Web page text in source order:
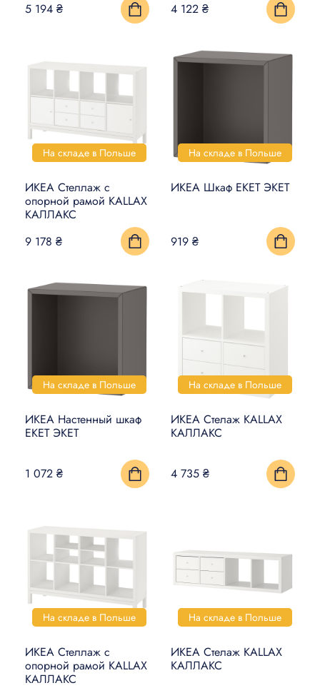
5 194 ₴
4 122 ₴
На складе в Польше
ИКЕА Стеллаж с
опорной рамой KALLAX
КАЛЛАКС
9 178 ₴
На складе в Польше
ИКЕА Шкаф EKET ЭКЕТ
919 ₴
На складе в Польше
ИКЕА Настенный шкаф
EKET ЭКЕТ
1 072 ₴
На складе в Польше
ИКЕА Стелаж KALLAX
КАЛЛАКС
4 735 ₴
На складе в Польше
ИКЕА Стеллаж с
опорной рамой KALLAX
КАЛЛАКС
На складе в Польше
ИКЕА Стелаж KALLAX
КАЛЛАКС